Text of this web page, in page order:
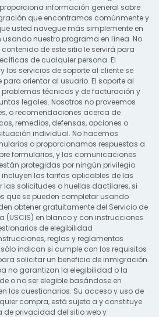
información general sobre
que encontramos comúnmente y
usted navegue más simplemente en
nuestro programa en línea. No
de este sitio le servirá para
de cualquier persona. El
servicios de soporte al cliente se
orientar al usuario. El soporte al
técnicos y de facturación y
legales. Nosotros no proveemos
o recomendaciones acerca de
remedios, defensas, opciones o
individual. No hacemos
o proporcionamos respuestas a
formularios, y las comunicaciones
protegidas por ningún privilegio.
las tarifas aplicables de las
las solicitudes o huellas dactilares, si
que se pueden completar usando
obtener gratuitamente del Servicio de
en blanco y con instrucciones
de elegibilidad
reglas y reglamentos
indican si cumple con los requisitos
solicitar un beneficio de inmigración.
no garantizan la elegibilidad o la
o no ser elegible basándose en
los cuestionarios. Su acceso y uso de
compra, está sujeto a y constituye
de privacidad del sitio web y